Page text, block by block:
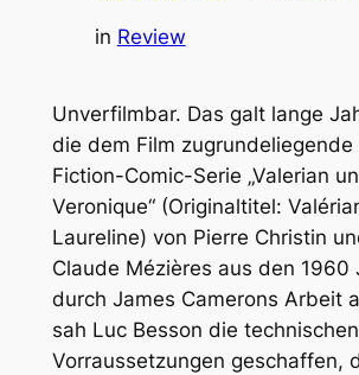
in Review
Unverfilmbar. Das galt lange
die dem Film zugrundeliegende
Fiction-Comic-Serie „Valerian
Veronique“ (Originaltitel:
Laureline) von Pierre Christin
Claude Mézières aus den 1960
durch James Camerons Arbeit
sah Luc Besson die technischen
Vorraussetzungen geschaffen,